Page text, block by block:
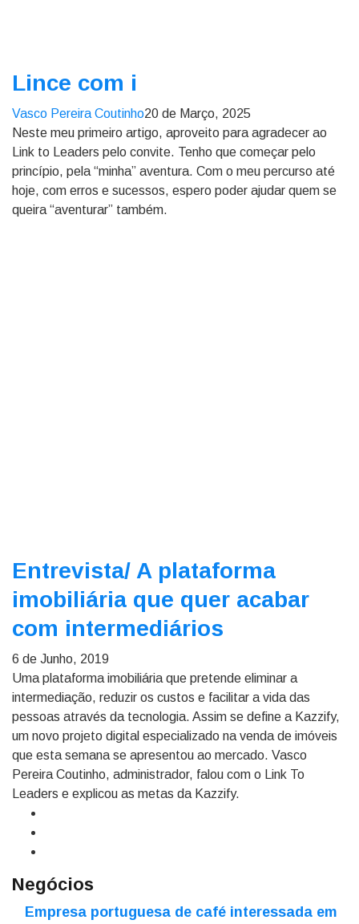
Lince com i
Vasco Pereira Coutinho20 de Março, 2025
Neste meu primeiro artigo, aproveito para agradecer ao
Link to Leaders pelo convite. Tenho que começar pelo
princípio, pela “minha” aventura. Com o meu percurso até
hoje, com erros e sucessos, espero poder ajudar quem se
queira “aventurar” também.
Entrevista/ A plataforma
imobiliária que quer acabar
com intermediários
6 de Junho, 2019
Uma plataforma imobiliária que pretende eliminar a
intermediação, reduzir os custos e facilitar a vida das
pessoas através da tecnologia. Assim se define a Kazzify,
um novo projeto digital especializado na venda de imóveis
que esta semana se apresentou ao mercado. Vasco
Pereira Coutinho, administrador, falou com o Link To
Leaders e explicou as metas da Kazzify.
Negócios
Empresa portuguesa de café interessada em